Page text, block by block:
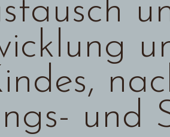
und